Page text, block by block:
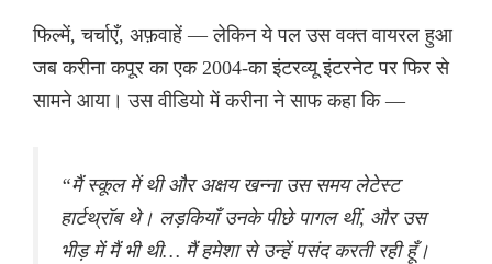
फिल्में, चर्चाएँ, अफ़वाहें — लेकिन ये पल उस वक्त वायरल हुआ
जब करीना कपूर का एक 2004-का इंटरव्यू इंटरनेट पर फिर से
सामने आया। उस वीडियो में करीना ने साफ कहा कि —
“मैं स्कूल में थी और अक्षय खन्ना उस समय लेटेस्ट
हार्टथ्रॉब थे। लड़कियाँ उनके पीछे पागल थीं, और उस
भीड़ में मैं भी थी… मैं हमेशा से उन्हें पसंद करती रही हूँ।